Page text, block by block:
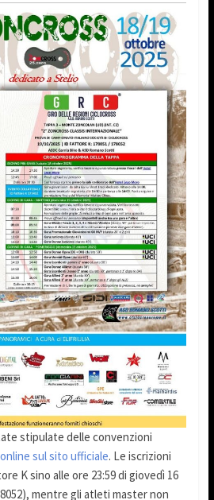
stipulate delle convenzioni
sul sito ufficiale. Le iscrizioni
K sino alle ore 23:59 di giovedì 16
mentre gli atleti master non